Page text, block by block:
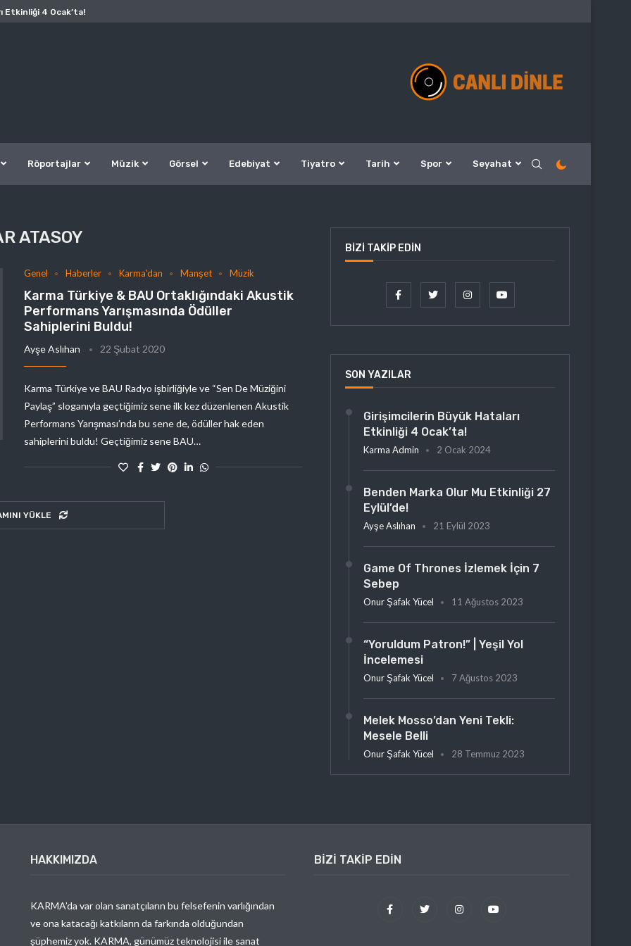
Etkinliği 4 Ocak’ta!
Röportajlar Müzik Görsel Edebiyat Tiyatro Tarih Spor Seyahat
ATASOY
Genel Haberler Karma'dan Manşet Müzik
Karma Türkiye & BAU Ortaklığındaki Akustik
Performans Yarışmasında Ödüller
Sahiplerini Buldu!
Ayşe Aslıhan 22 Şubat 2020
Karma Türkiye ve BAU Radyo işbirliğiyle ve “Sen De Müziğini
Paylaş” sloganıyla geçtiğimiz sene ilk kez düzenlenen Akustik
Performans Yarışması’nda bu sene de, ödüller hak eden
sahiplerini buldu! Geçtiğimiz sene BAU…
YÜKLE
BIZI TAKIP EDIN
SON YAZILAR
Girişimcilerin Büyük Hataları
Etkinliği 4 Ocak’ta!
Karma Admin 2 Ocak 2024
Benden Marka Olur Mu Etkinliği 27
Eylül’de!
Ayşe Aslıhan 21 Eylül 2023
Game Of Thrones İzlemek İçin 7
Sebep
Onur Şafak Yücel 11 Ağustos 2023
“Yoruldum Patron!” | Yeşil Yol
İncelemesi
Onur Şafak Yücel 7 Ağustos 2023
Melek Mosso’dan Yeni Tekli:
Mesele Belli
Onur Şafak Yücel 28 Temmuz 2023
HAKKIMIZDA
KARMA’da var olan sanatçıların bu felsefenin varlığından
ve ona katacağı katkıların da farkında olduğundan
şüphemiz yok. KARMA, günümüz teknolojisi ile sanat
BIZI TAKIP EDIN